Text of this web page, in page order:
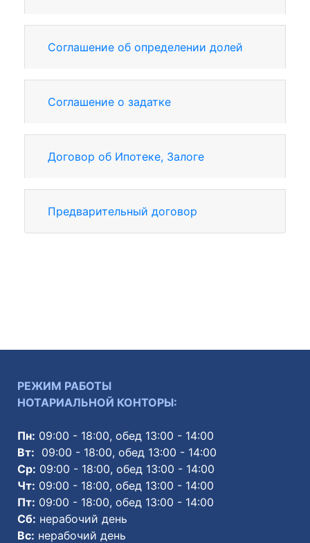
Соглашение об определении долей
Соглашение о задатке
Договор об Ипотеке, Залоге
Предварительный договор
РЕЖИМ РАБОТЫ
НОТАРИАЛЬНОЙ КОНТОРЫ:
Пн: 09:00 - 18:00, обед 13:00 - 14:00
Вт: 09:00 - 18:00, обед 13:00 - 14:00
Ср: 09:00 - 18:00, обед 13:00 - 14:00
Чт: 09:00 - 18:00, обед 13:00 - 14:00
Пт: 09:00 - 18:00, обед 13:00 - 14:00
Сб: нерабочий день
Вс: нерабочий день